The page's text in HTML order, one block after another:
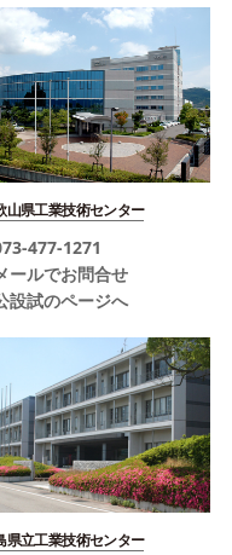
山県工業技術センター
477-1271
ールでお問合せ
設試のページへ
県立工業技術センター